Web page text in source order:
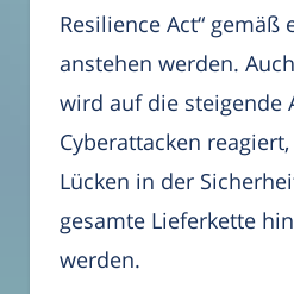
Resilience Act“ gemäß
anstehen werden.
wird auf die steigende
Cyberattacken
Lücken in der
gesamte Lieferkette
werden.